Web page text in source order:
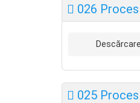
026
Descărcare
025